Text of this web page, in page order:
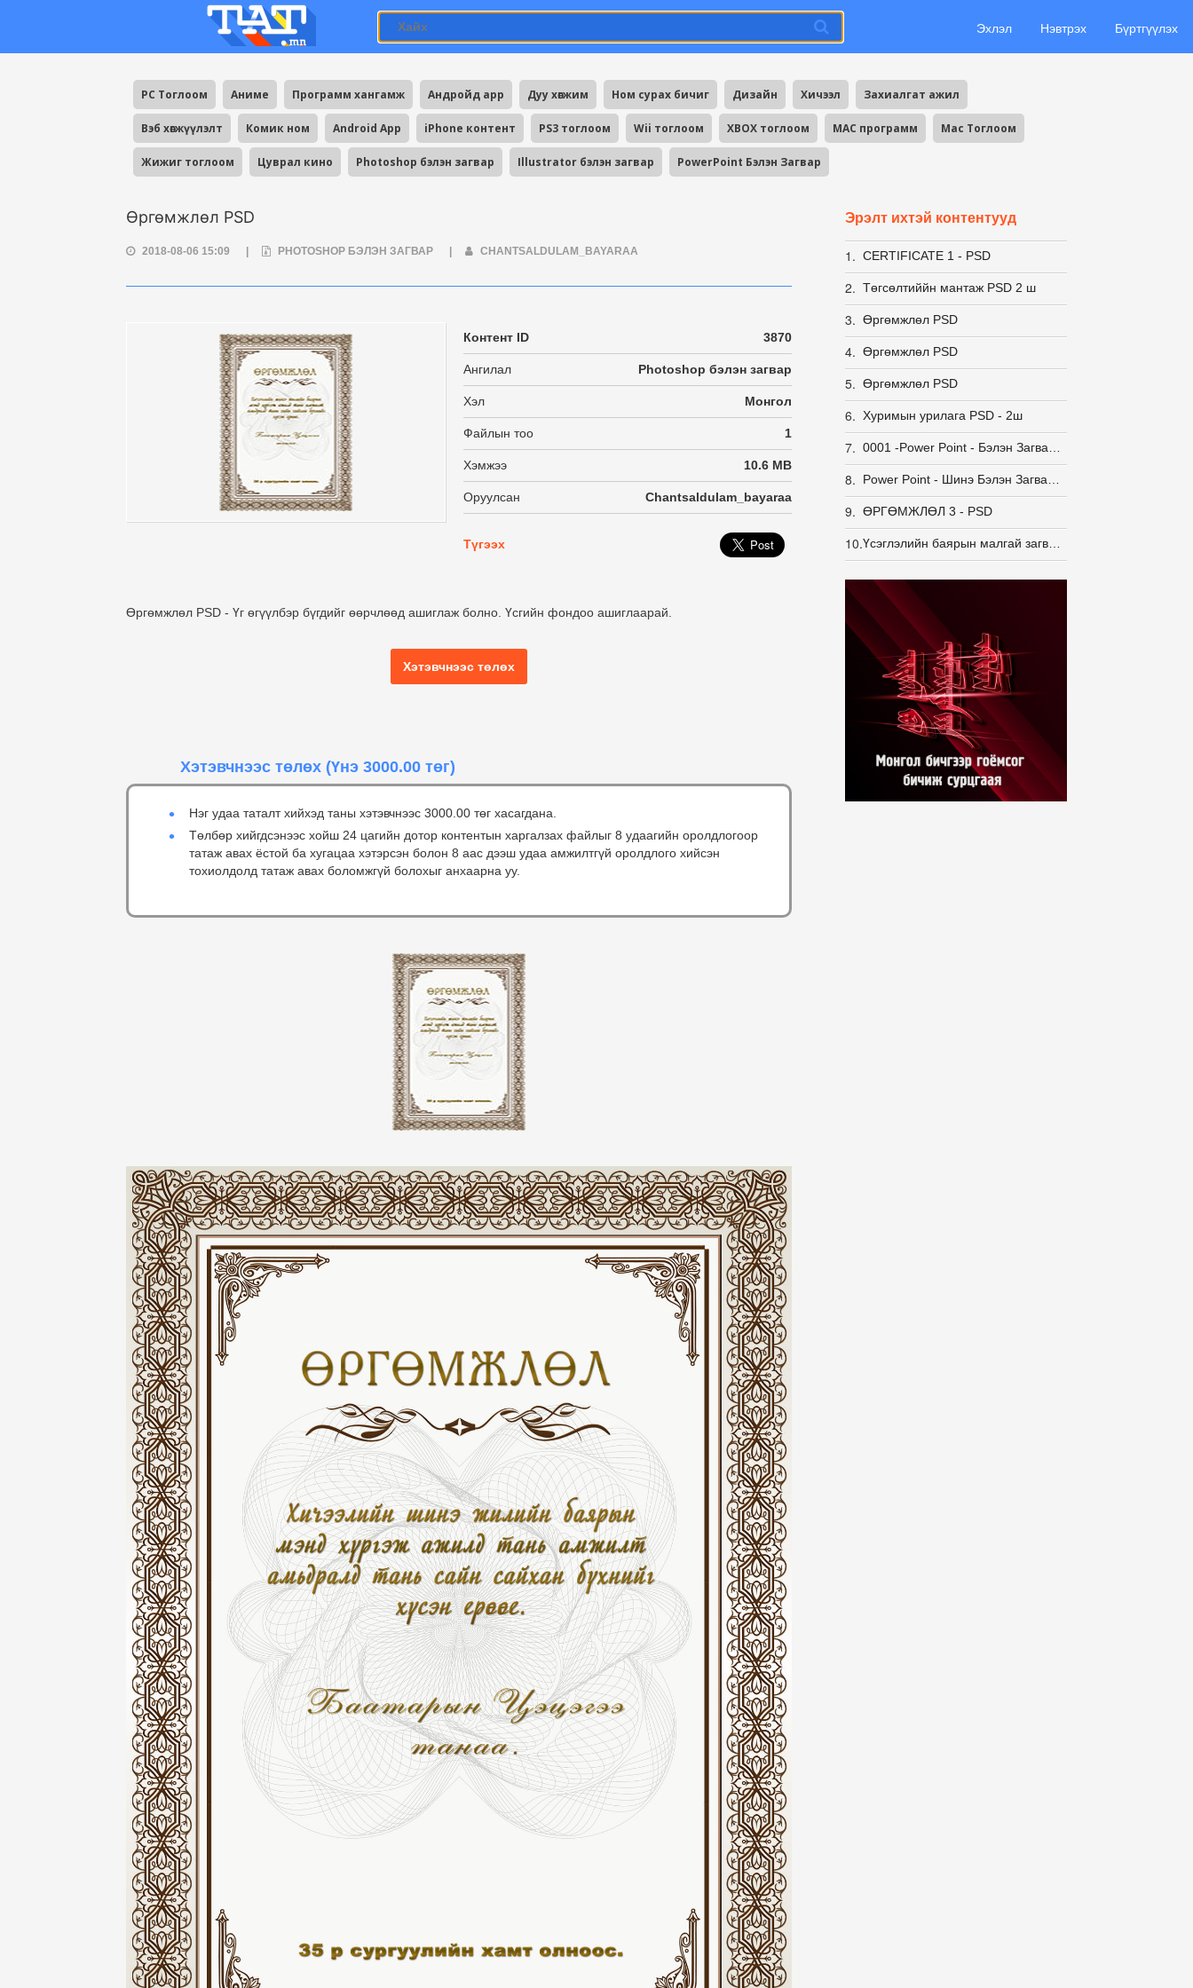
Эхлэл Нэвтрэх Бүртгүүлэх
PC Тоглоом Аниме Программ хангамж Андройд app Дуу хөгжим Ном сурах бичиг Дизайн Хичээл Захиалгат ажил
Вэб хөгжүүлэлт Комик ном Android App iPhone контент PS3 тоглоом Wii тоглоом XBOX тоглоом MAC программ Mac Тоглоом
Жижиг тоглоом Цуврал кино Photoshop бэлэн загвар Illustrator бэлэн загвар PowerPoint Бэлэн Загвар
Өргөмжлөл PSD
2018-08-06 15:09 PHOTOSHOP БЭЛЭН ЗАГВАР CHANTSALDULAM_BAYARAA
Контент ID 3870
Ангилал Photoshop бэлэн загвар
Хэл Монгол
Файлын тоо 1
Хэмжээ 10.6 MB
Оруулсан Chantsaldulam_bayaraa
Түгээх
Өргөмжлөл PSD - Үг өгүүлбэр бүгдийг өөрчлөөд ашиглаж болно. Үсгийн фондоо ашиглаарай.
Хэтэвчнээс төлөх
Хэтэвчнээс төлөх (Үнэ 3000.00 төг)
Нэг удаа таталт хийхэд таны хэтэвчнээс 3000.00 төг хасагдана.
Төлбөр хийгдсэнээс хойш 24 цагийн дотор контентын харгалзах файлыг 8 удаагийн оролдлогоор
татаж авах ёстой ба хугацаа хэтэрсэн болон 8 аас дээш удаа амжилтгүй оролдлого хийсэн
тохиолдолд татаж авах боломжгүй болохыг анхаарна уу.
Эрэлт ихтэй контентууд
1. CERTIFICATE 1 - PSD
2. Төгсөлтиййн мантаж PSD 2 ш
3. Өргөмжлөл PSD
4. Өргөмжлөл PSD
5. Өргөмжлөл PSD
6. Хуримын урилага PSD - 2ш
7.
8.
9. ӨРГӨМЖЛӨЛ 3 - PSD
10.